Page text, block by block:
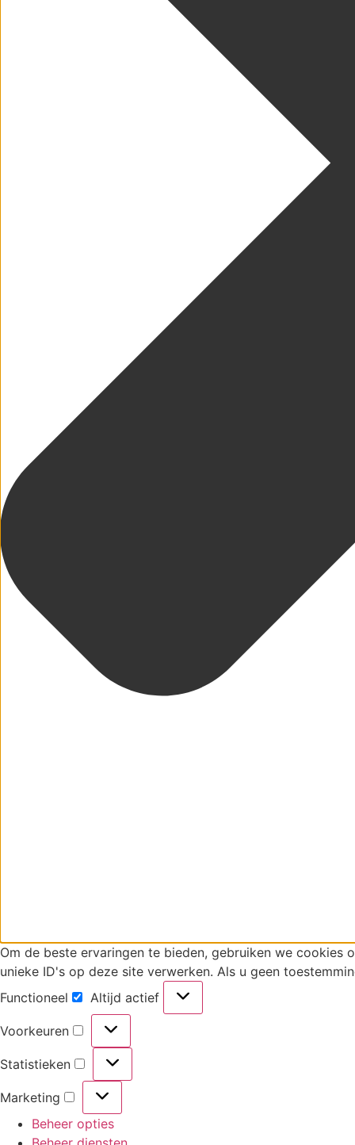
Om de beste ervaringen te bieden, gebruiken we
unieke ID's op deze site verwerken. Als u geen
Functioneel
Functioneel
Altijd actief
Voorkeuren
Voorkeuren
Statistieken
Statistieken
Marketing
Marketing
Beheer opties